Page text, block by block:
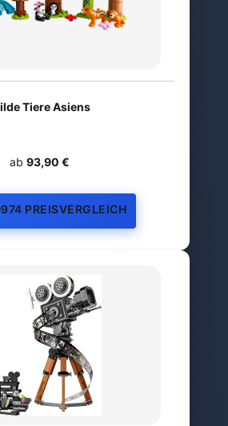
Tiere Asiens
ab 93,90 €
PREISVERGLEICH